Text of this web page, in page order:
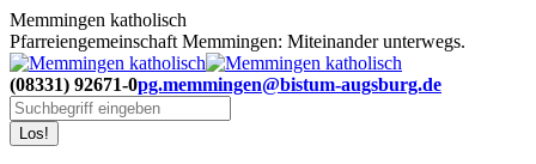
Zum
Inhalt
springen
Memmingen katholisch
Pfarreiengemeinschaft Memmingen: Miteinander unterwegs.
(08331) 92671-0pg.memmingen@bistum-augsburg.de
Search: